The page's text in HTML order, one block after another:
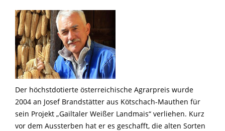
Der höchstdotierte österreichische Agrarpreis wurde
2004 an Josef Brandstätter aus Kötschach-Mauthen für
sein Projekt „Gailtaler Weißer Landmais“ verliehen. Kurz
vor dem Aussterben hat er es geschafft, die alten Sorten